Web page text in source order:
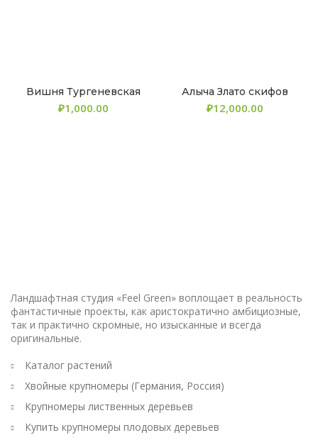
Вишня Тургеневская
₽
Алыча Злато скифов
₽
Ландшафтная студия «Feel Green» воплощает в реальность
фантастичные проекты, как аристократично амбициозные,
так и практично скромные, но изысканные и всегда
оригинальные.
Каталог растений
Хвойные крупномеры (Германия, Россия)
Крупномеры лиственных деревьев
Купить крупномеры плодовых деревьев